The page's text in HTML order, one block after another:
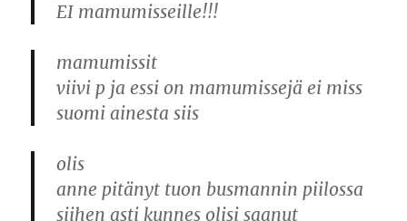
EI mamumisseille!!!
mamumissit
viivi p ja essi on mamumissejä ei miss
suomi ainesta siis
olis
anne pitänyt tuon busmannin piilossa
siihen asti kunnes olisi saanut